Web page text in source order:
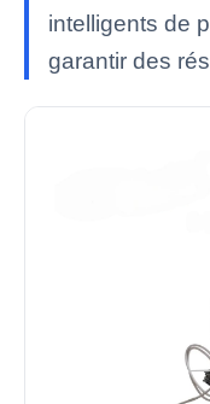
intelligents de
garantir des